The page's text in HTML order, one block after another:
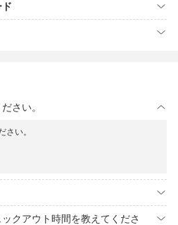
さい。
さい。
クアウト時間を教えてくださ